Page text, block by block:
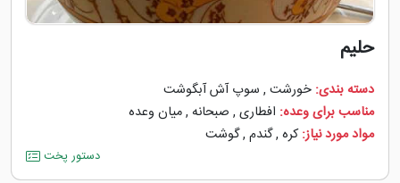
حلیم
دسته بندی: خورشت , سوپ آش آبگوشت
مناسب برای وعده: افطاری , صبحانه ,میان وعده
مواد مورد نیاز: کره ,گندم ,گوشت
دستور پخت